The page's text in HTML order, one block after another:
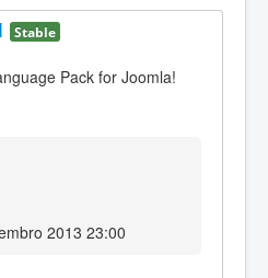
Stable
Pack for Joomla!
2013 23:00